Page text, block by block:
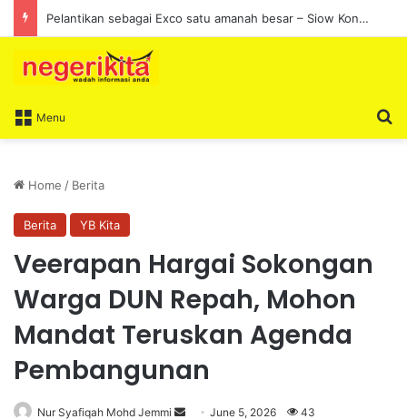
Pelantikan sebagai Exco satu amanah besar – Siow Kong Choon
Menu
Home / Berita
Berita YB Kita
Veerapan Hargai Sokongan
Warga DUN Repah, Mohon
Mandat Teruskan Agenda
Pembangunan
Nur Syafiqah Mohd Jemmi June 5, 2026 43